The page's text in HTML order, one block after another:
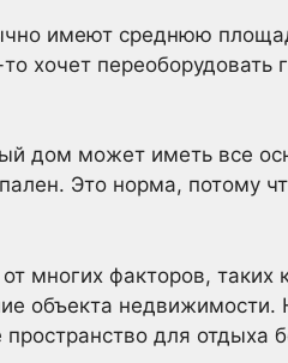
имеют среднюю
хочет
дом может иметь все
Это норма, потому
многих факторов, таких
объекта
пространство для